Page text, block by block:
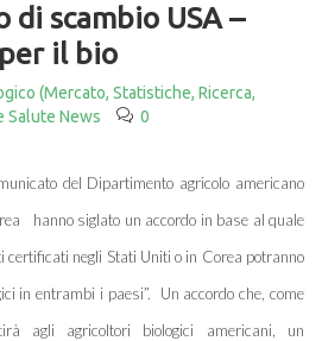
di scambio USA –
il bio
(Mercato, Statistiche, Ricerca,
Salute News 0
del Dipartimento agricolo americano
hanno siglato un accordo in base al quale
certificati negli Stati Uniti o in Corea potranno
in entrambi i paesi”. Un accordo che, come
agli agricoltori biologici americani, un